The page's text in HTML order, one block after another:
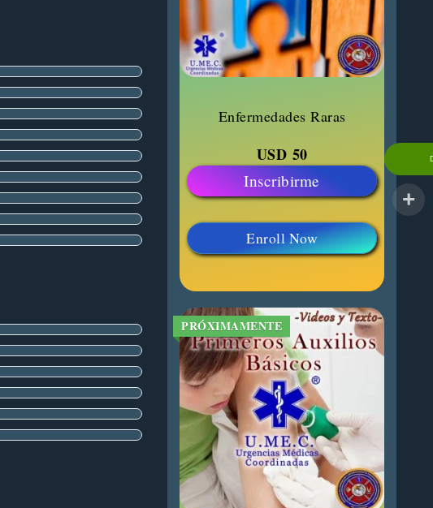
Enfermedades Raras
USD 50
Inscribirme
Enroll Now
PRÓXIMAMENTE